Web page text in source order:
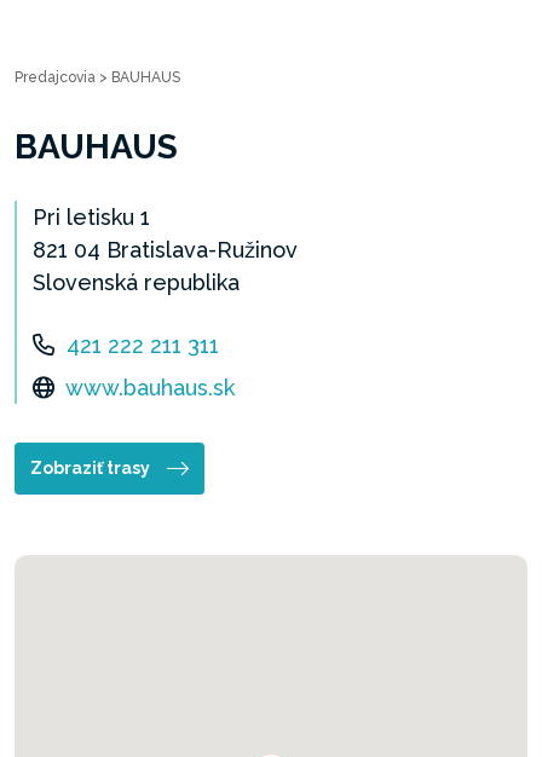
Predajcovia > BAUHAUS
BAUHAUS
Pri letisku 1
821 04 Bratislava-Ružinov
Slovenská republika
421 222 211 311
www.bauhaus.sk
Zobraziť trasy